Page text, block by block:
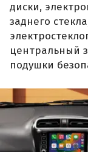
диски,
заднего
центральный
подушки